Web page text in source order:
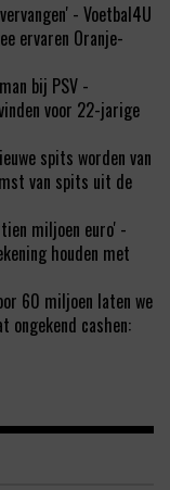
- Voetbal4U
ervaren Oranje-
bij PSV -
voor 22-jarige
spits worden van
van spits uit de
miljoen euro' -
houden met
60 miljoen laten we
ongekend cashen: